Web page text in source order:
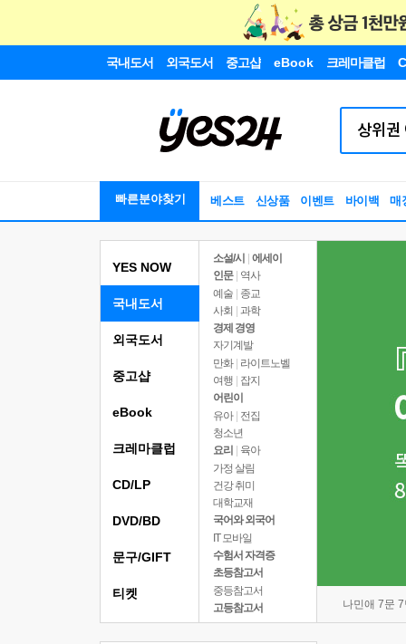
국내도서 외국도서 중고샵 eBook 크레마클럽
빠른분야찾기 베스트 신상품 이벤트 바이백 매
YES NOW
국내도서
소설/시
에세이
인문
역사
예술 | 종교
사회 | 과학
경제 경영
자기계발
만화 | 라이트노벨
여행
잡지
어린이
유아 | 전집
청소년
요리
육아
가정 살림
건강 취미
대학교재
국어와 외국어
IT 모바일
수험서 자격증
초등참고서
중등참고서
고등참고서
나민애 7문
외국도서
중고샵
eBook
크레마클럽
CD/LP
DVD/BD
문구/GIFT
티켓